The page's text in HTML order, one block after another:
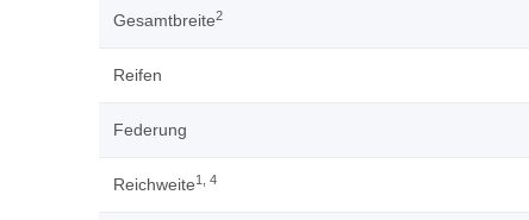
Gesamtbreite2
Reifen
Federung
Reichweite1, 4